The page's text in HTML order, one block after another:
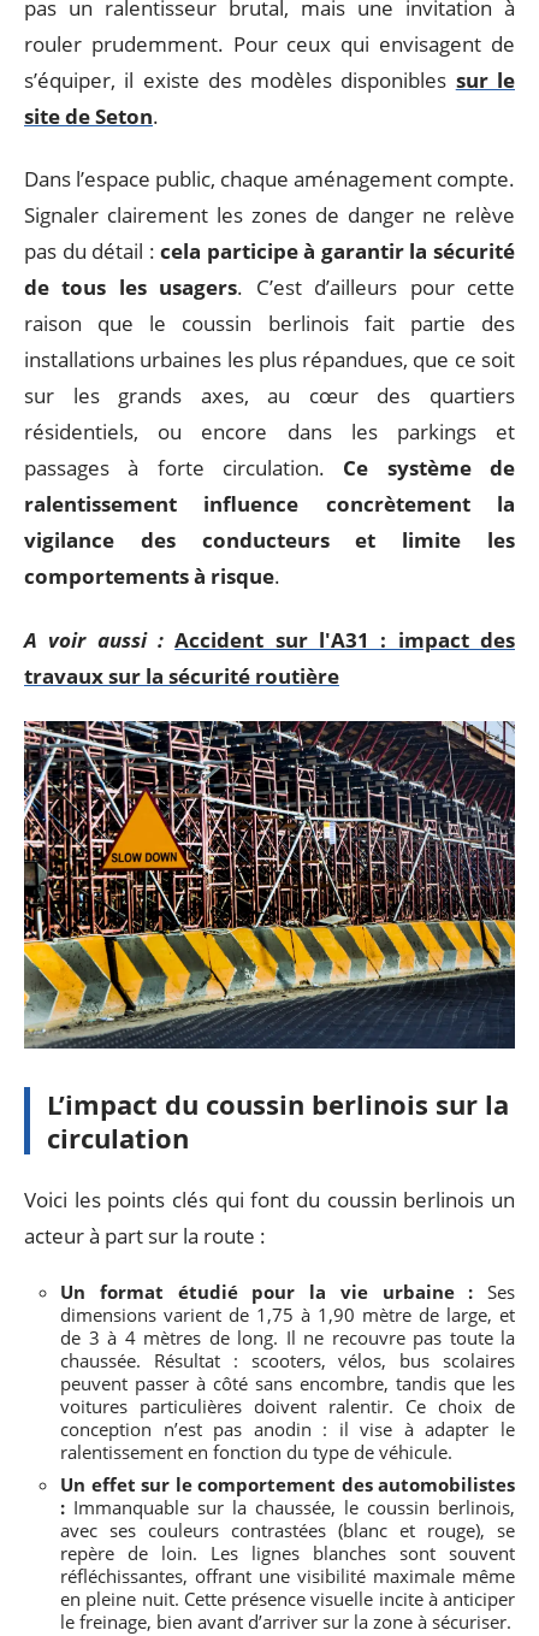
pas un ralentisseur brutal, mais une invitation à
rouler prudemment. Pour ceux qui envisagent de
s’équiper, il existe des modèles disponibles sur le
site de Seton.
Dans l’espace public, chaque aménagement compte.
Signaler clairement les zones de danger ne relève
pas du détail :cela participe à garantir la sécurité
de tous les usagers. C’est d’ailleurs pour cette
raison que le coussin berlinois fait partie des
installations urbaines les plus répandues, que ce soit
sur les grands axes, au cœur des quartiers
résidentiels, ou encore dans les parkings et
passages à forte circulation. Ce système de
ralentissement influence concrètement la
vigilance des conducteurs et limite les
comportements à risque.
A voir aussi : Accident sur l'A31 : impact des
travaux sur la sécurité routière
L’impact du coussin berlinois sur la
circulation
Voici les points clés qui font du coussin berlinois un
acteur à part sur la route :
Un format étudié pour la vie urbaine : Ses
dimensions varient de 1,75 à 1,90 mètre de large, et
de 3 à 4 mètres de long. Il ne recouvre pas toute la
chaussée. Résultat : scooters, vélos, bus scolaires
peuvent passer à côté sans encombre, tandis que les
voitures particulières doivent ralentir. Ce choix de
conception n’est pas anodin : il vise à adapter le
ralentissement en fonction du type de véhicule.
Un effet sur le comportement des automobilistes
: Immanquable sur la chaussée, le coussin berlinois,
avec ses couleurs contrastées (blanc et rouge), se
repère de loin. Les lignes blanches sont souvent
réfléchissantes, offrant une visibilité maximale même
en pleine nuit. Cette présence visuelle incite à anticiper
le freinage, bien avant d’arriver sur la zone à sécuriser.